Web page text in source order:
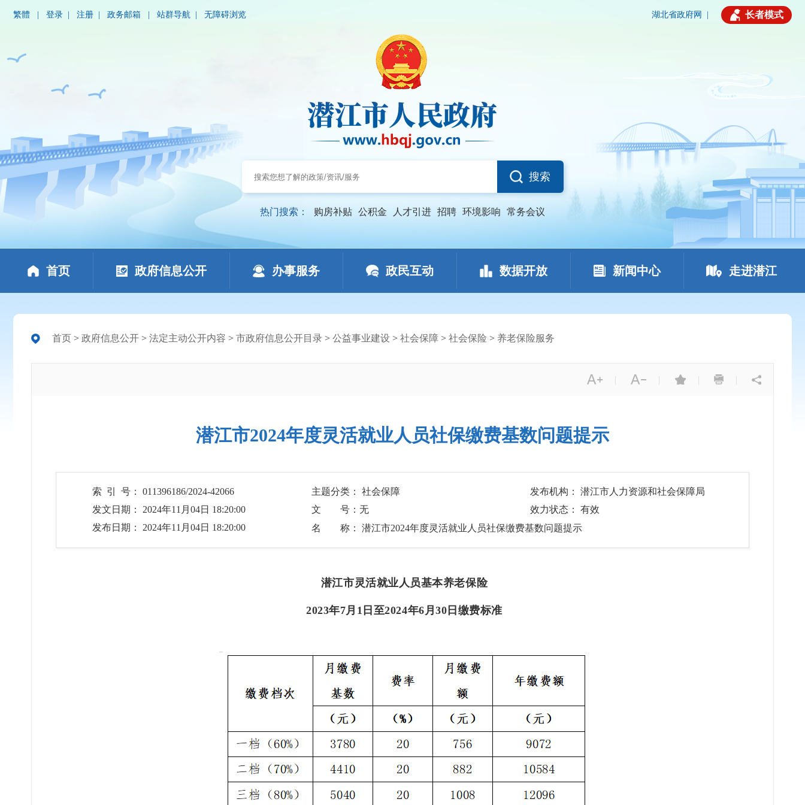
繁體 登录 注册 政务邮箱 站群导航 无障碍浏览 湖北省政府网 长者模式
搜索
热门搜索： 购房补贴 公积金 人才引进 招聘 环境影响 常务会议
首页 政府信息公开 办事服务 政民互动 数据开放 新闻中心 走进潜江
首页 > 政府信息公开 > 法定主动公开内容 > 市政府信息公开目录 > 公益事业建设 > 社会保障 > 社会保险 > 养老保险服务
| | | |
潜江市2024年度灵活就业人员社保缴费基数问题提示
索 引 号： 011396186/2024-42066 主题分类： 社会保障
发布机构： 潜江市人力资源和社会保障局
发文日期： 2024年11月04日 18:20:00
文 号：无
效力状态： 有效
发布日期： 2024年11月04日 18:20:00
名 称： 潜江市2024年度灵活就业人员社保缴费基数问题提示
潜江市灵活就业人员基本养老保险
2023年7月1日至2024年6月30日缴费标准